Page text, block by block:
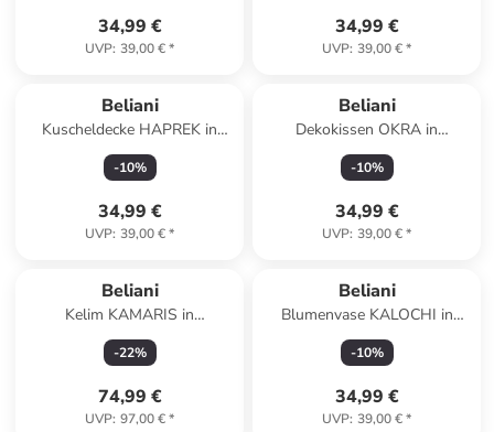
34,99 €
UVP: 39,00 €*
34,99 €
UVP: 39,00 €*
Beliani
Kuscheldecke HAPREK in
Blau/Grau - (W) 130 x (H) 0.3
x (L) 170 cm
-10%
34,99 €
UVP: 39,00 €*
Beliani
Dekokissen OKRA in
Bunt/Grün/Weiß - (W) 45 x
(H) 10 x (L) 45 cm
-10%
34,99 €
UVP: 39,00 €*
Beliani
Kelim KAMARIS in
Bunt/Rot/Blau - (W) 140 x (L)
200 cm
-22%
74,99 €
UVP: 97,00 €*
Beliani
Blumenvase KALOCHI in
Transparent/Blau - (W) 7 x (H)
27 x (L) 7 cm
-10%
34,99 €
UVP: 39,00 €*